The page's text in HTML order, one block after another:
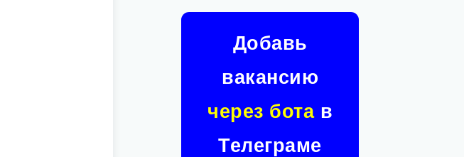
Добавь
вакансию
через ботав
Телеграме